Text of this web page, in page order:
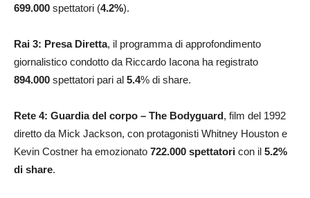
699.000 spettatori (4.2%).
Rai 3: Presa Diretta, il programma di approfondimento
giornalistico condotto da Riccardo Iacona ha registrato
894.000 spettatori pari al 5.4% di share.
Rete 4: Guardia del corpo – The Bodyguard, film del 1992
diretto da Mick Jackson, con protagonisti Whitney Houston e
Kevin Costner ha emozionato 722.000 spettatori con il 5.2%
di share.